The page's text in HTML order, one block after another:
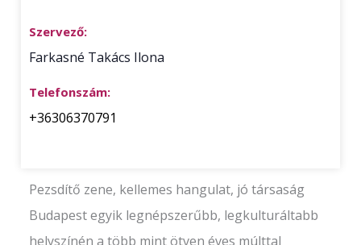
Szervező:
Farkasné Takács Ilona
Telefonszám:
+36306370791
Pezsdítő zene, kellemes hangulat, jó társaság
Budapest egyik legnépszerűbb, legkulturáltabb
helyszínén a több mint ötven éves múlttal